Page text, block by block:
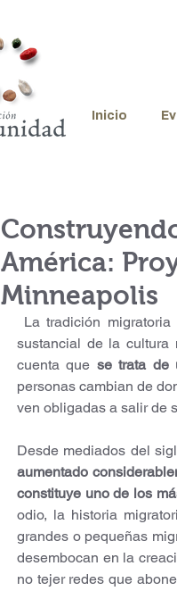
Inicio
América:
Minneapolis
sustancial de la cultura
cuenta que se trata de
personas cambian de
ven obligadas a salir de
Desde mediados del
aumentado
constituye uno de los
odio, la historia
grandes o pequeñas
desembocan en la
no tejer redes que